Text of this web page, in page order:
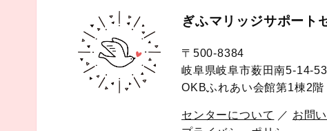
ぎふマリッジサポート
〒500-8384
岐阜県岐阜市薮田南5-14-53
OKBふれあい会館第1棟2階
センターについて ／ お問